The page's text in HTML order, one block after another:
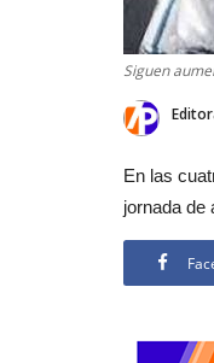
Siguen
En las
jornada de